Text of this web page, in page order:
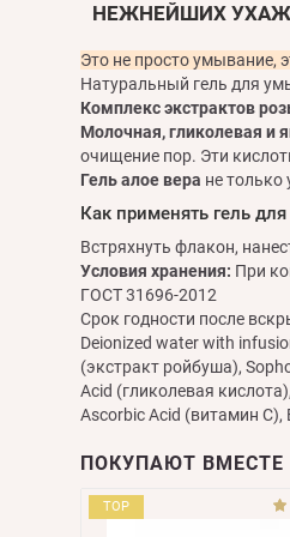
НЕЖНЕЙШИХ
Это не просто умывание,
Натуральный гель для
Комплекс экстрактов
Молочная, гликолевая и
очищение пор. Эти
Гель алое вера не только
Как применять гель
Встряхнуть флакон,
Условия хранения: При
ГОСТ 31696-2012
Срок годности после
Deionized water with
(экстракт ройбуша),
Acid (гликолевая
Ascorbic Acid (витамин С),
ПОКУПАЮТ ВМЕСТЕ
TOP